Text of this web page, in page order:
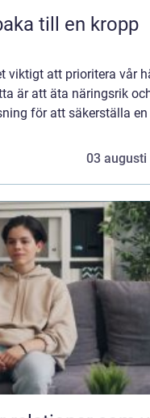
viktigt att prioritera vår
är att äta näringsrik
för att säkerställa en
03 augusti